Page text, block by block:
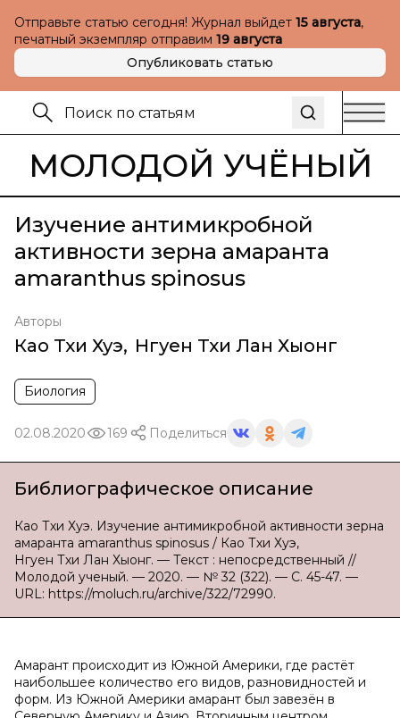
Отправьте статью сегодня! Журнал выйдет 15 августа,
печатный экземпляр отправим 19 августа
Опубликовать статью
МОЛОДОЙ УЧЁНЫЙ
Изучение антимикробной
активности зерна амаранта
amaranthus spinosus
Авторы
Као Тхи Хуэ, Нгуен Тхи Лан Хыонг
Биология
02.08.2020 169 Поделиться
Библиографическое описание
Као Тхи Хуэ. Изучение антимикробной активности зерна
амаранта amaranthus spinosus / Као Тхи Хуэ,
Нгуен Тхи Лан Хыонг. — Текст : непосредственный //
Молодой ученый. — 2020. — № 32 (322). — С. 45-47. —
URL: https://moluch.ru/archive/322/72990.
Амарант происходит из Южной Америки, где растёт
наибольшее количество его видов, разновидностей и
форм. Из Южной Америки амарант был завезён в